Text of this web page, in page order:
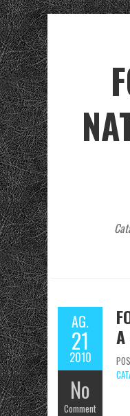
AG.
21
2010
No
Comment
A